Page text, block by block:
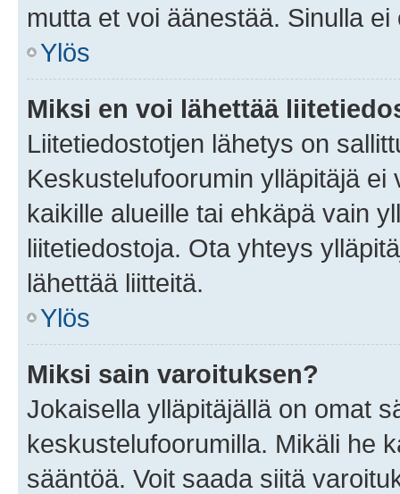
mutta et voi äänestää. Sinulla
Ylös
Miksi en voi lähettää
Liitetiedostotjen lähetys on
Keskustelufoorumin ylläpitäjä
kaikille alueille tai ehkäpä vain
liitetiedostoja. Ota yhteys
lähettää liitteitä.
Ylös
Miksi sain varoituksen?
Jokaisella ylläpitäjällä on omat
keskustelufoorumilla. Mikäli he
sääntöä. Voit saada siitä